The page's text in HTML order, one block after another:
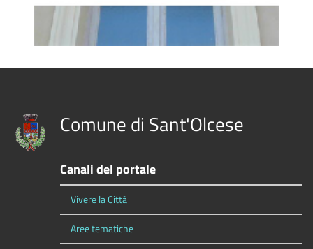
Comune di Sant'Olcese
Canali del portale
Vivere la Città
Aree tematiche